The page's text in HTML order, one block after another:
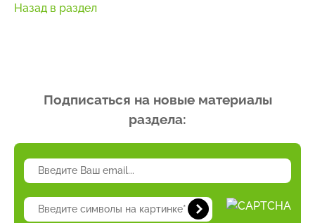
Назад в раздел
Подписаться на новые материалы
раздела: